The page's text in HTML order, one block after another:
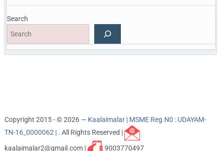
Search
Copyright 2015 - © 2026 — Kaalaimalar | MSME Reg.N0 : UDAYAM-
TN-16_0000062 | . All Rights Reserved |
kaalaimalar2@gmail.com |
9003770497